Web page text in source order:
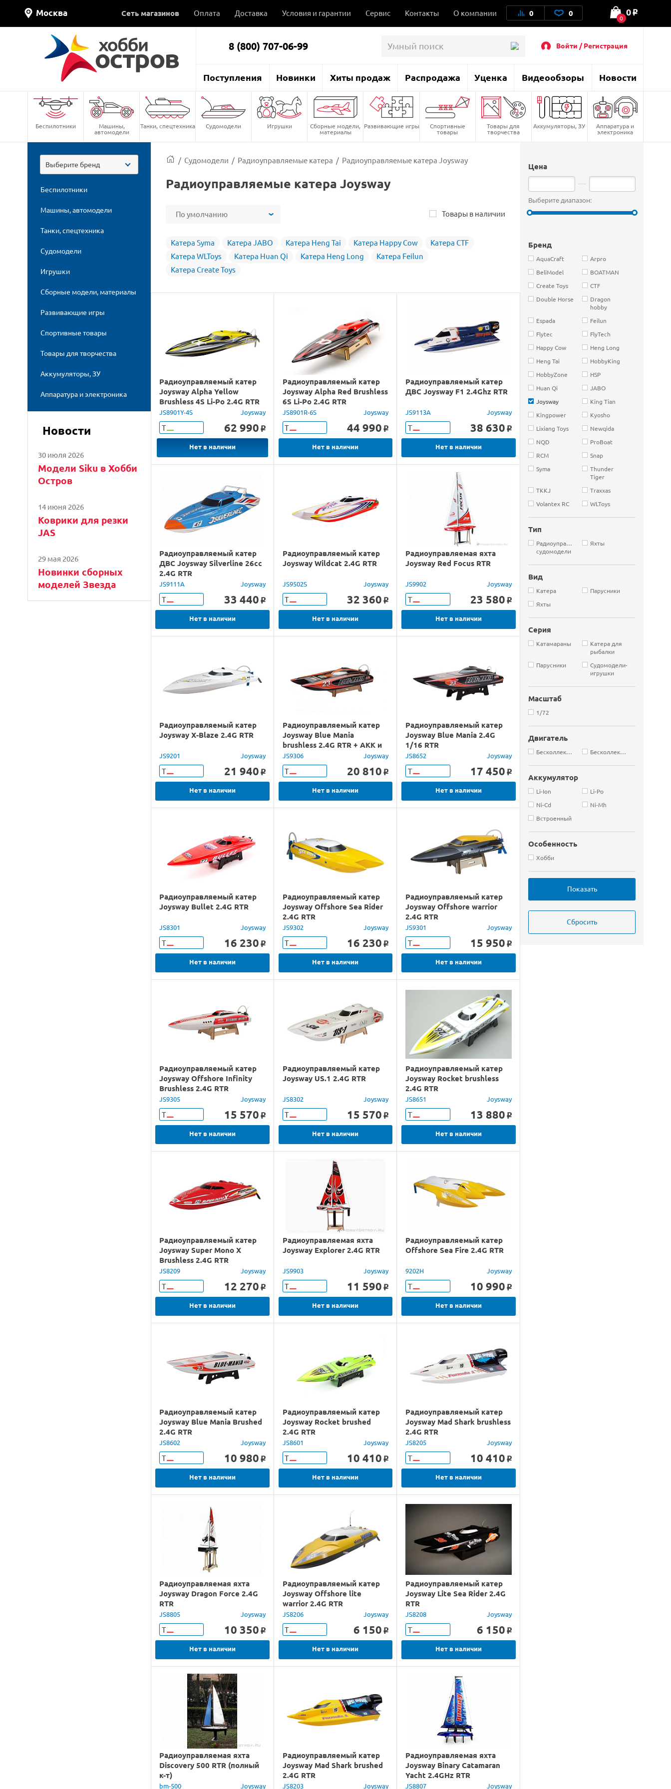
Москва Сеть магазинов Оплата Доставка Условия и гарантии Сервис Контакты О компании 0 0 0
0 o
8 (800) 707-06-99 Войти / Регистрация
Поступления Новинки Хиты продаж Распродажа Уценка Видеообзоры Новости
Беспилотники Машины,
автомодели
Танки, спецтехника Судомодели Игрушки Сборные модели,
материалы
Развивающие игры Спортивные
товары
Товары для
творчества
Аккумуляторы, ЗУ Аппаратура и
электроника
Выберите бренд
Беспилотники
Машины, автомодели
Танки, спецтехника
Судомодели
Игрушки
Сборные модели, материалы
Развивающие игры
Спортивные товары
Товары для творчества
Аккумуляторы, ЗУ
Аппаратура и электроника
Новости
30 июля 2026
Модели Siku в Хобби
Остров
14 июня 2026
Коврики для резки
JAS
29 мая 2026
Новинки сборных
моделей Звезда
Цена
Выберите диапазон:
Бренд
AquaCraft
Arpro
BeliModel
BOATMAN
Create Toys
CTF
Double Horse
Dragon
hobby
Espada
Feilun
Flytec
FlyTech
Happy Cow
Heng Long
Heng Tai
HobbyKing
HobbyZone
HSP
Huan Qi
JABO
Joysway
King Tian
Kingpower
Kyosho
Lixiang Toys
Newqida
NQD
ProBoat
RCM
Snap
Syma
Thunder
Tiger
TKKJ
Traxxas
Volantex RC
WLToys
Тип
Радиоуправляемые
судомодели
Яхты
Вид
Катера
Парусники
Яхты
Серия
Катамараны
Катера для
рыбалки
Парусники
Судомодели-
игрушки
Масштаб
1/72
Двигатель
Бесколлекторные Бесколлекторный
Аккумулятор
Li-Ion
Li-Po
Ni-Cd
Ni-Mh
Встроенный
Особенность
Хобби
/ Судомодели / Радиоуправляемые катера / Радиоуправляемые катера Joysway
Радиоуправляемые катера Joysway
По умолчанию Товары в наличии
Катера Syma Катера JABO Катера Heng Tai Катера Happy Cow
Катера CTF
Катера WLToys
Катера Huan Qi Катера Heng Long
Катера Feilun
Катера Create Toys
Радиоуправляемый катер
Joysway Alpha Yellow
Brushless 4S Li-Po 2.4G RTR
JS8901Y-4S Joysway
Т 62 990 o
Нет в наличии
Радиоуправляемый катер
Joysway Alpha Red Brushless
6S Li-Po 2.4G RTR
JS8901R-6S Joysway
Т 44 990 o
Нет в наличии
Радиоуправляемый катер
ДВС Joysway F1 2.4Ghz RTR
JS9113A Joysway
Т 38 630 o
Нет в наличии
Радиоуправляемый катер
ДВС Joysway Silverline 26cc
2.4G RTR
JS9111A Joysway
Т 33 440 o
Нет в наличии
Радиоуправляемый катер
Joysway Wildcat 2.4G RTR
JS9502S Joysway
Т 32 360 o
Нет в наличии
Радиоуправляемая яхта
Joysway Red Focus RTR
JS9902 Joysway
Т 23 580 o
Нет в наличии
Радиоуправляемый катер
Joysway X-Blaze 2.4G RTR
JS9201 Joysway
Т 21 940 o
Нет в наличии
Радиоуправляемый катер
Joysway Blue Mania
brushless 2.4G RTR + AKK и
ЗУ
JS9306 Joysway
Т 20 810 o
Нет в наличии
Радиоуправляемый катер
Joysway Blue Mania 2.4G
1/16 RTR
JS8652 Joysway
Т 17 450 o
Нет в наличии
Радиоуправляемый катер
Joysway Bullet 2.4G RTR
JS8301 Joysway
Т 16 230 o
Нет в наличии
Радиоуправляемый катер
Joysway Offshore Sea Rider
2.4G RTR
JS9302 Joysway
Т 16 230 o
Нет в наличии
Радиоуправляемый катер
Joysway Offshore warrior
2.4G RTR
JS9301 Joysway
Т 15 950 o
Нет в наличии
Радиоуправляемый катер
Joysway Offshore Infinity
Brushless 2.4G RTR
JS9305 Joysway
Т 15 570 o
Нет в наличии
Радиоуправляемый катер
Joysway US.1 2.4G RTR
JS8302 Joysway
Т 15 570 o
Нет в наличии
Радиоуправляемый катер
Joysway Rocket brushless
2.4G RTR
JS8651 Joysway
Т 13 880 o
Нет в наличии
Радиоуправляемый катер
Joysway Super Mono X
Brushless 2.4G RTR
JS8209 Joysway
Т 12 270 o
Нет в наличии
Радиоуправляемая яхта
Joysway Explorer 2.4G RTR
JS9903 Joysway
Т 11 590 o
Нет в наличии
Радиоуправляемый катер
Offshore Sea Fire 2.4G RTR
9202H Joysway
Т 10 990 o
Нет в наличии
Радиоуправляемый катер
Joysway Blue Mania Brushed
2.4G RTR
JS8602 Joysway
Т 10 980 o
Нет в наличии
Радиоуправляемый катер
Joysway Rocket brushed
2.4G RTR
JS8601 Joysway
Т 10 410 o
Нет в наличии
Радиоуправляемый катер
Joysway Mad Shark brushless
2.4G RTR
JS8205 Joysway
Т 10 410 o
Нет в наличии
Радиоуправляемая яхта
Joysway Dragon Force 2.4G
RTR
JS8805 Joysway
Т 10 350 o
Нет в наличии
Радиоуправляемый катер
Joysway Offshore lite
warrior 2.4G RTR
JS8206 Joysway
Т 6 150 o
Нет в наличии
Радиоуправляемый катер
Joysway Lite Sea Rider 2.4G
RTR
JS8208 Joysway
Т 6 150 o
Нет в наличии
Радиоуправляемая яхта
Discovery 500 RTR (полный
к-т)
bm-500 Joysway
Радиоуправляемый катер
Joysway Mad Shark brushed
2.4G RTR
JS8203 Joysway
Радиоуправляемая яхта
Joysway Binary Catamaran
Yacht 2.4GHz RTR
JS8807 Joysway